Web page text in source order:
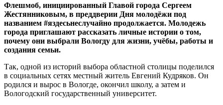
Флешмоб, инициированный Главой города Сергеем
Жестянниковым, в преддверии Дня молодёжи под
названием #яздесьнеслучайно продолжается. Молодежь
города приглашают рассказать личные истории о том,
почему они выбрали Вологду для жизни, учёбы, работы и
создания семьи.
Так, одной из историй выбора областной столицы поделился
в социальных сетях местный житель Евгений Кудряков. Он
родился и вырос в Вологде, окончил школу, а затем и
Вологодский государственный университет.